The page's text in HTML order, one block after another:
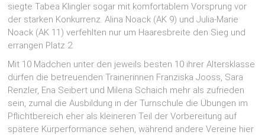
siegte Tabea Klingler sogar mit komfortablem Vorsprung vor
der starken Konkurrenz. Alina Noack (AK 9) und Julia-Marie
Noack (AK 11) verfehlten nur um Haaresbreite den Sieg und
errangen Platz 2.
Mit 10 Mädchen unter den jeweils besten 10 ihrer Altersklasse
dürfen die betreuenden Trainerinnen Franziska Jooss, Sara
Renzler, Ena Seibert und Milena Schaich mehr als zufrieden
sein, zumal die Ausbildung in der Turnschule die Übungen im
Pflichtbereich eher als kleineren Teil der Vorbereitung auf
spätere Kürperformance sehen, während andere Vereine hier